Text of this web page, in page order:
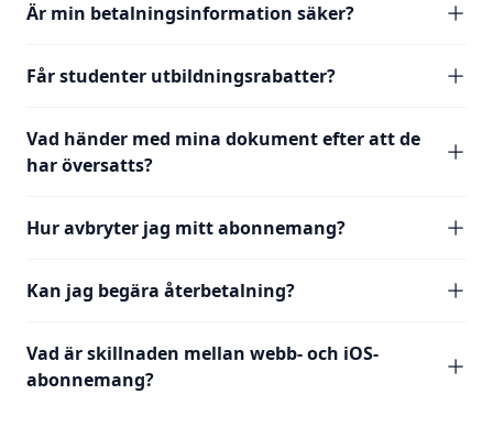
Är min betalningsinformation säker?
Får studenter utbildningsrabatter?
Vad händer med mina dokument efter att de
har översatts?
Hur avbryter jag mitt abonnemang?
Kan jag begära återbetalning?
Vad är skillnaden mellan webb- och iOS-
abonnemang?